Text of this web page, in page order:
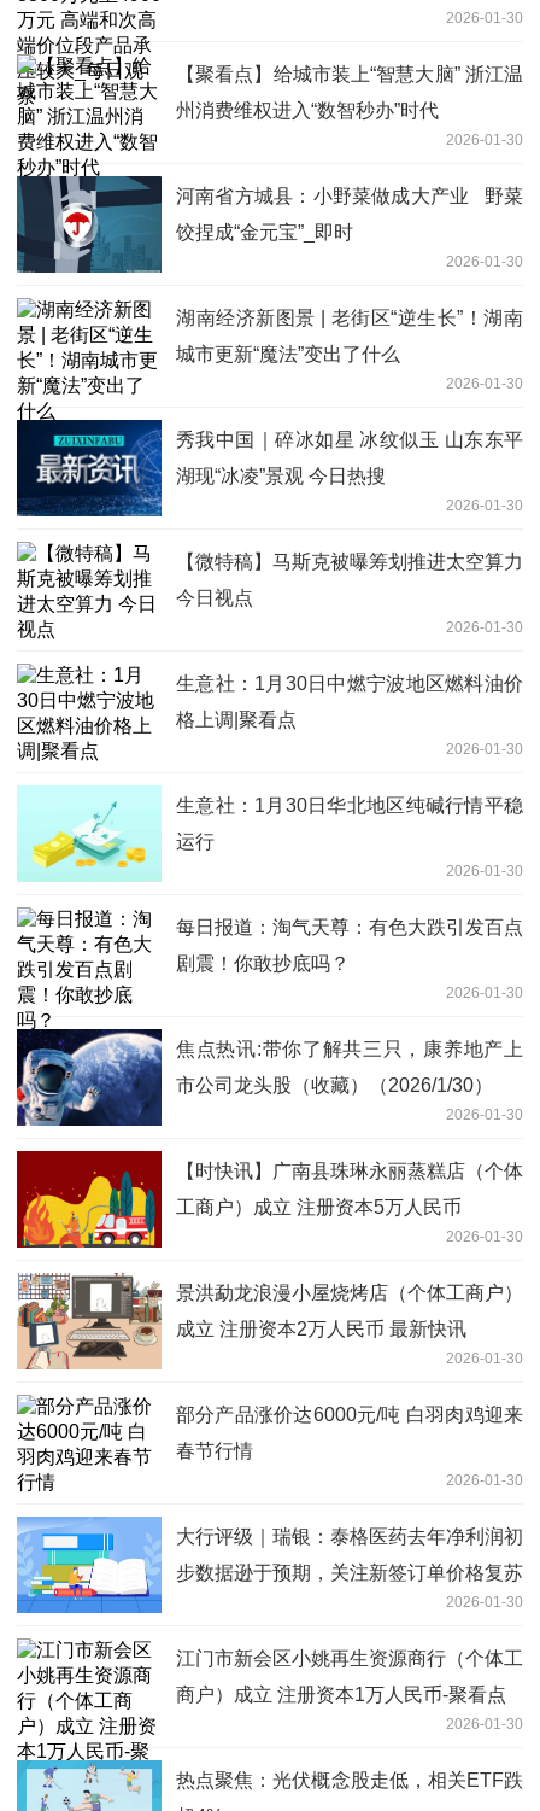
2026-01-30
【聚看点】给城市装上“智慧大脑” 浙江温
州消费维权进入“数智秒办”时代
2026-01-30
河南省方城县：小野菜做成大产业 野菜
饺捏成“金元宝”_即时
2026-01-30
湖南经济新图景 | 老街区“逆生长”！湖南
城市更新“魔法”变出了什么
2026-01-30
秀我中国｜碎冰如星 冰纹似玉 山东东平
湖现“冰凌”景观 今日热搜
2026-01-30
【微特稿】马斯克被曝筹划推进太空算力
今日视点
2026-01-30
生意社：1月30日中燃宁波地区燃料油价
格上调|聚看点
2026-01-30
生意社：1月30日华北地区纯碱行情平稳
运行
2026-01-30
每日报道：淘气天尊：有色大跌引发百点
剧震！你敢抄底吗？
2026-01-30
焦点热讯:带你了解共三只，康养地产上
市公司龙头股（收藏）（2026/1/30）
2026-01-30
【时快讯】广南县珠琳永丽蒸糕店（个体
工商户）成立 注册资本5万人民币
2026-01-30
景洪勐龙浪漫小屋烧烤店（个体工商户）
成立 注册资本2万人民币 最新快讯
2026-01-30
部分产品涨价达6000元/吨 白羽肉鸡迎来
春节行情
2026-01-30
大行评级｜瑞银：泰格医药去年净利润初
步数据逊于预期，关注新签订单价格复苏
2026-01-30
江门市新会区小姚再生资源商行（个体工
商户）成立 注册资本1万人民币-聚看点
2026-01-30
热点聚焦：光伏概念股走低，相关ETF跌